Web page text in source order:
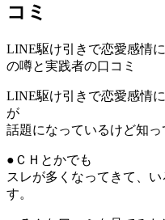
コミ
LINE駆け引きで恋愛感情
の噂と実践者の口コミ
LINE駆け引きで恋愛感情
が
話題になっているけど知っ
●ＣＨとかでも
スレが多くなってきて、
す。